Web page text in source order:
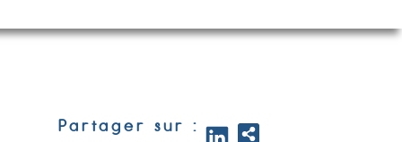
Partager sur :